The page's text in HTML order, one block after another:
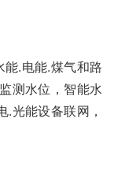
.电能.煤气和路
测水位，智能水
.光能设备联网，